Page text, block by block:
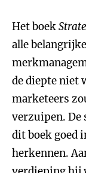
Het boek
alle
de diepte niet
marketeers
verzuipen. De
dit boek goed
herkennen.